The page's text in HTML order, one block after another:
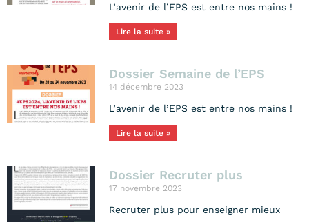
L’avenir de l’EPS est entre nos mains !
Lire la suite »
Dossier Semaine de l’EPS
14 décembre 2023
L’avenir de l’EPS est entre nos mains !
Lire la suite »
Dossier Recruter plus
17 novembre 2023
Recruter plus pour enseigner mieux